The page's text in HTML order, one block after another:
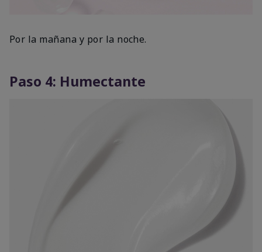
Por la mañana y por la noche.
Paso 4: Humectante